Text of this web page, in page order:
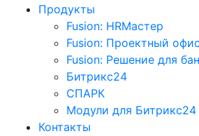
Продукты
Fusion: HRМастер
Fusion: Проектный офис
Fusion: Решение для
Битрикс24
СПАРК
Модули для Битрикс24
Контакты